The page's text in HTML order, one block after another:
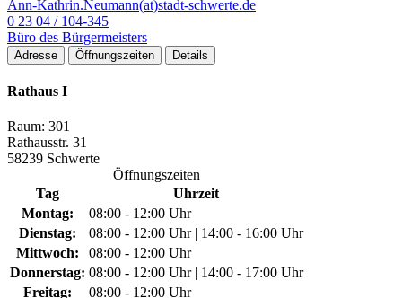
Ann-Kathrin.Neumann(at)stadt-schwerte.de
0 23 04 / 104-345
Büro des Bürgermeisters
Adresse Öffnungszeiten Details
Rathaus I
Raum: 301
Rathausstr. 31
58239 Schwerte
Öffnungszeiten
Tag
Uhrzeit
Montag:
08:00 - 12:00 Uhr
Dienstag:
08:00 - 12:00 Uhr | 14:00 - 16:00 Uhr
Mittwoch:
08:00 - 12:00 Uhr
Donnerstag: 08:00 - 12:00 Uhr | 14:00 - 17:00 Uhr
Freitag:
08:00 - 12:00 Uhr